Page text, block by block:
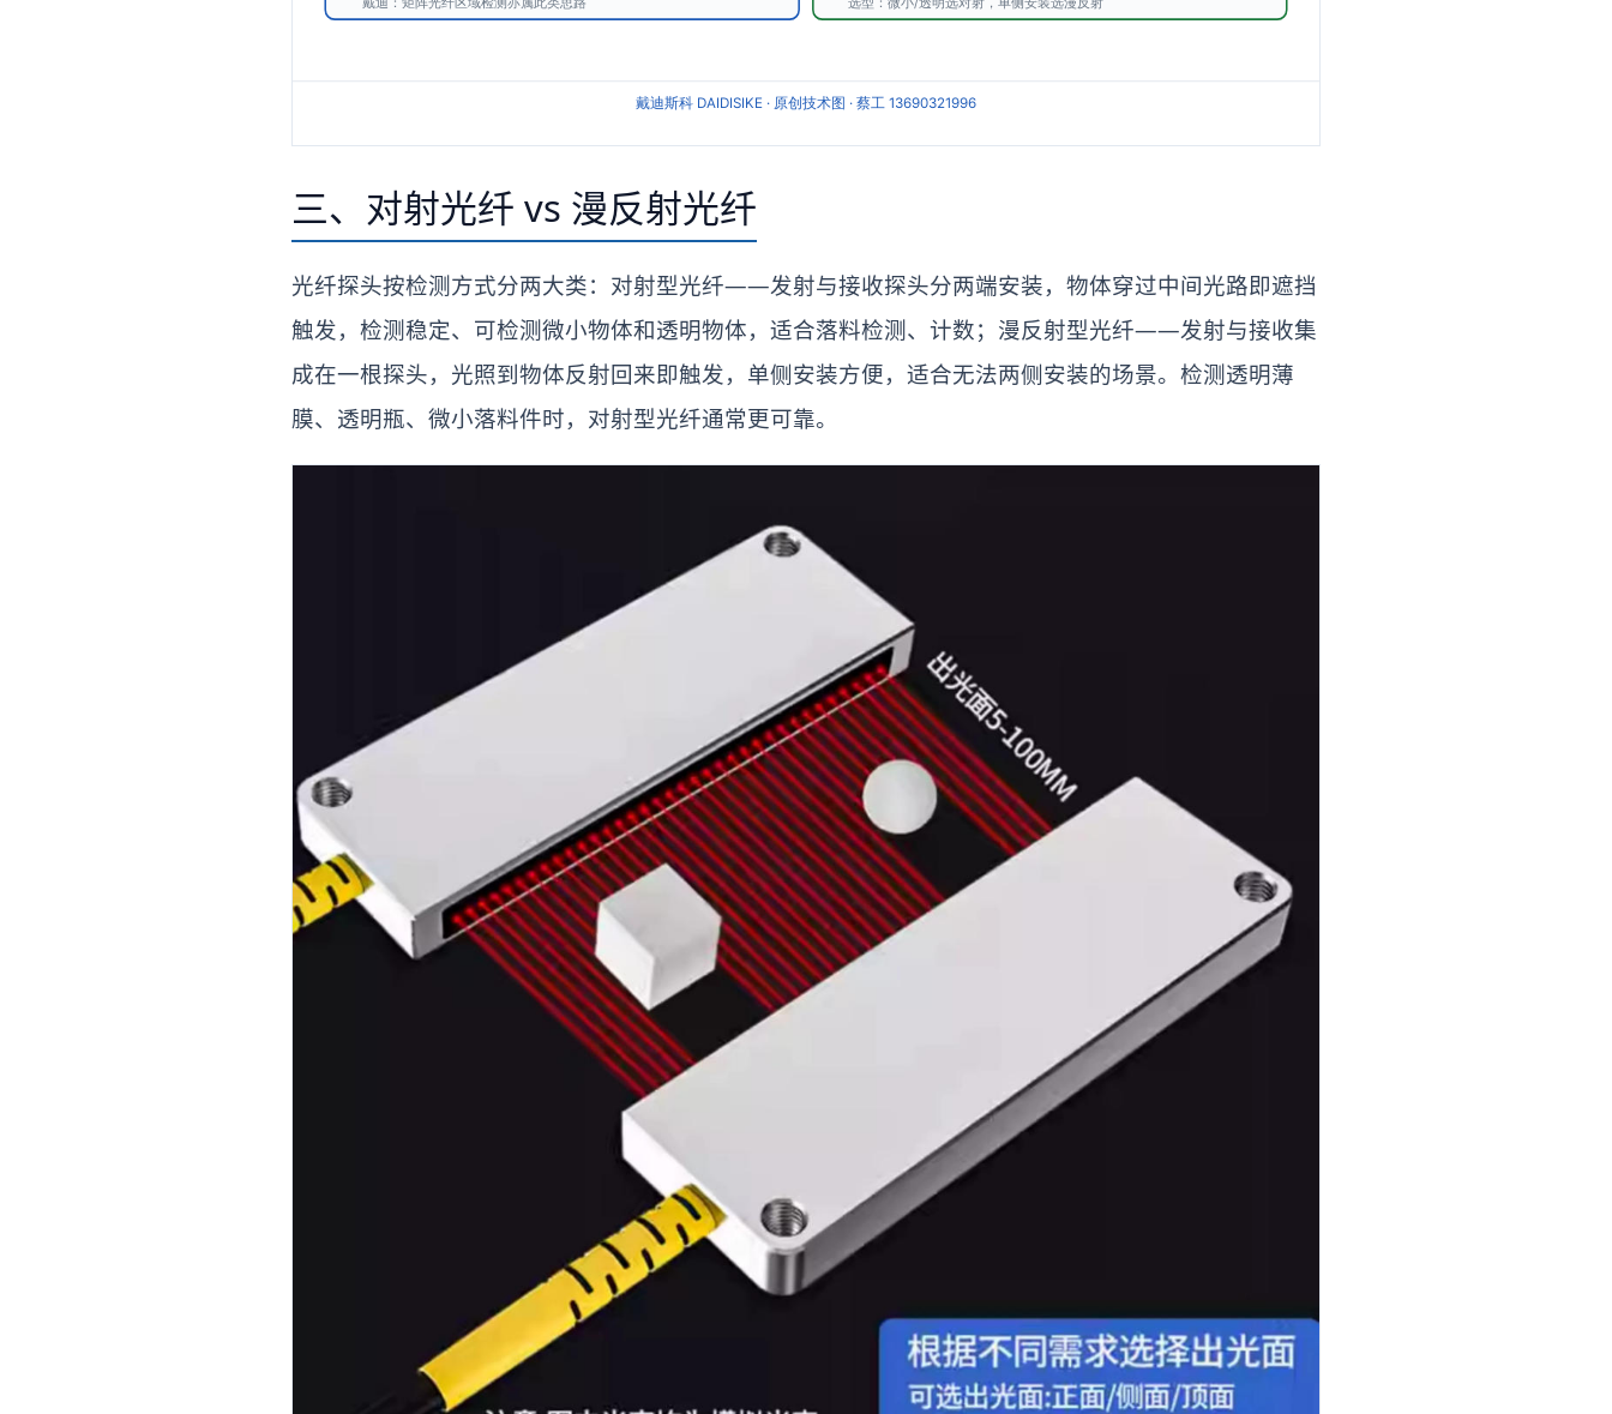
三、对射光纤 vs 漫反射光纤
光纤探头按检测方式分两大类：对射型光纤——发射与接收探头分两端安装，物体穿过中间光路即遮挡
触发，检测稳定、可检测微小物体和透明物体，适合落料检测、计数；漫反射型光纤——发射与接收集
成在一根探头，光照到物体反射回来即触发，单侧安装方便，适合无法两侧安装的场景。检测透明薄
膜、透明瓶、微小落料件时，对射型光纤通常更可靠。